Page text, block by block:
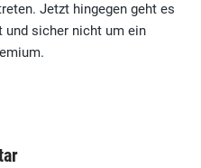
Jetzt hingegen geht es
und sicher nicht um ein